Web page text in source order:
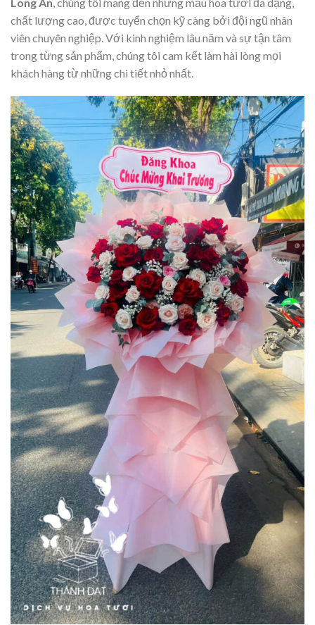
chất lượng cao, được tuyển chọn kỹ càng bởi đội ngũ nhân
viên chuyên nghiệp. Với kinh nghiệm lâu năm và sự tận tâm
trong từng sản phẩm, chúng tôi cam kết làm hài lòng mọi
khách hàng từ những chi tiết nhỏ nhất.